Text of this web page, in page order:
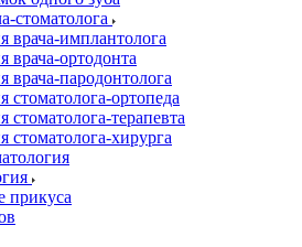
стоматолога
врача-имплантолога
врача-ортодонта
врача-пародонтолога
стоматолога-ортопеда
стоматолога-терапевта
стоматолога-хирурга
прикуса